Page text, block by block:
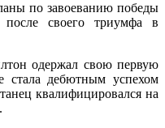
по завоеванию победы
своего триумфа в
одержал свою первую
стала дебютным успехом
квалифицировался на